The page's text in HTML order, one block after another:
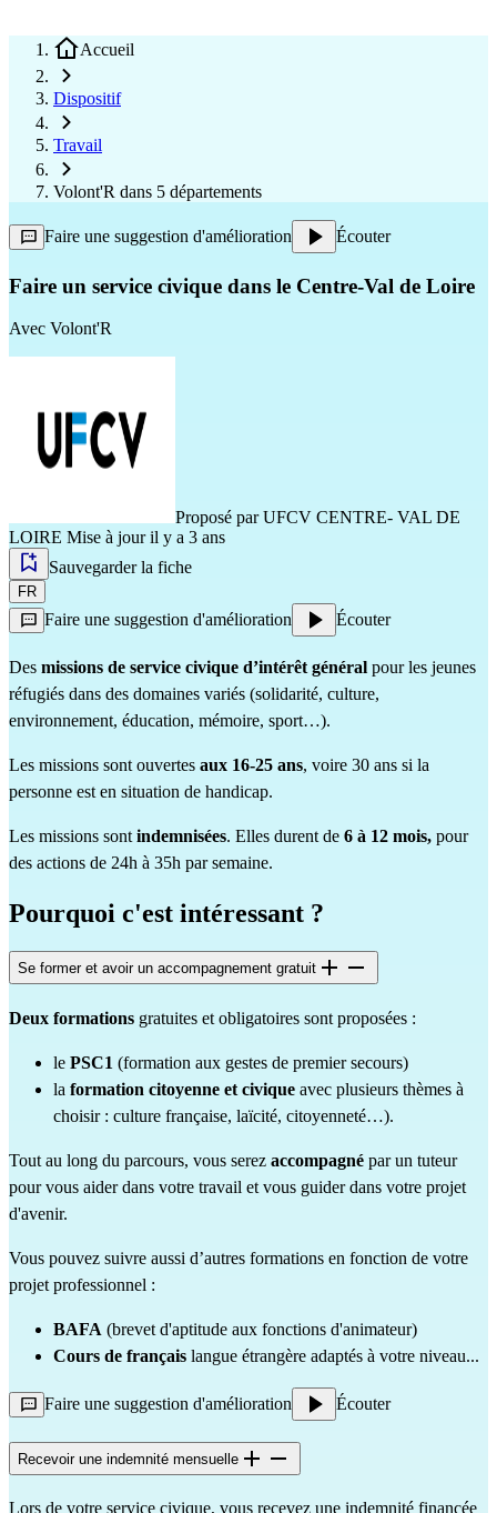
Accueil
Dispositif
Travail
Volont'R dans 5 départements
Faire une suggestion d'amélioration Écouter
Faire un service civique dans le Centre-Val de Loire
Avec Volont'R
Proposé par UFCV CENTRE- VAL DE
LOIRE Mise à jour il y a 3 ans
Sauvegarder la fiche
FR
Faire une suggestion d'amélioration Écouter
Des missions de service civique d’intérêt général pour les jeunes
réfugiés dans des domaines variés (solidarité, culture,
environnement, éducation, mémoire, sport…).
Les missions sont ouvertes aux 16-25 ans, voire 30 ans si la
personne est en situation de handicap.
Les missions sontindemnisées. Elles durent de 6 à 12 mois, pour
des actions de 24h à 35h par semaine.
Pourquoi c'est intéressant ?
Se former et avoir un accompagnement gratuit
Deux formations gratuites et obligatoires sont proposées :
le PSC1 (formation aux gestes de premier secours)
la formation citoyenne et civique avec plusieurs thèmes à
choisir : culture française, laïcité, citoyenneté…).
Tout au long du parcours, vous serez accompagné par un tuteur
pour vous aider dans votre travail et vous guider dans votre projet
d'avenir.
Vous pouvez suivre aussi d’autres formations en fonction de votre
projet professionnel :
BAFA (brevet d'aptitude aux fonctions d'animateur)
Cours de français langue étrangère adaptés à votre niveau...
Faire une suggestion d'amélioration Écouter
Recevoir une indemnité mensuelle
Lors de votre service civique, vous recevez une indemnité financée